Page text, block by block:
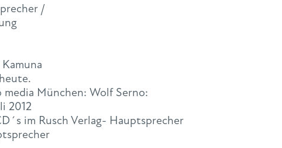
/
München: Wolf Serno:
2012
im Rusch Verlag- Hauptsprecher